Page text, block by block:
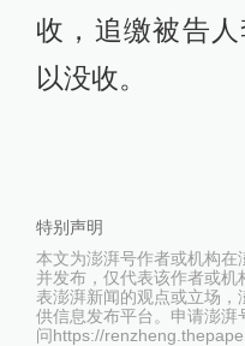
收，追缴被告
以没收。
特别声明
本文为澎湃号作者或机构在
并发布，仅代表该作者或机
表澎湃新闻的观点或立场，
供信息发布平台。申请澎湃
问https://